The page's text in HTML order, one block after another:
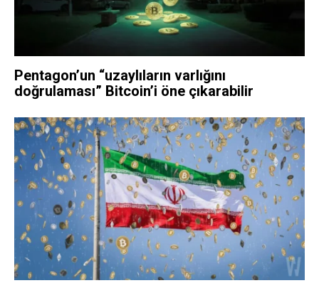
Pentagon’un “uzaylıların varlığını
doğrulaması” Bitcoin’i öne çıkarabilir